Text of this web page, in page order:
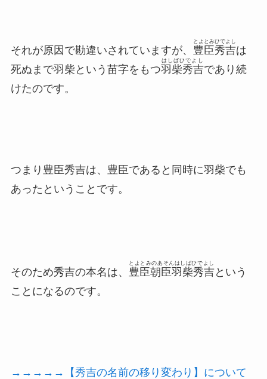
それが原因で勘違いされていますが、 豊臣秀吉
とよとみひでよし
は
死ぬまで羽柴という苗字をもつ羽柴秀吉
はしばひでよし
であり続
けたのです。
つまり豊臣秀吉は、豊臣であると同時に羽柴でも
あったということです。
そのため秀吉の本名は、 豊臣朝臣羽柴秀吉
とよとみのあそんはしばひでよし
という
ことになるのです。
→→→→→【秀吉の名前の移り変わり】について